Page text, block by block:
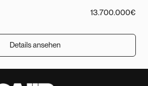
13.700.000€
Details ansehen
Details ansehen